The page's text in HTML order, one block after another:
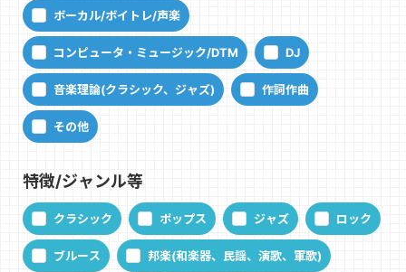
ボーカル/ボイトレ/声楽
コンピュータ・ミュージック/DTM DJ
音楽理論(クラシック、ジャズ) 作詞作曲
その他
特徴/ジャンル等
クラシック ポップス ジャズ ロック
ブルース 邦楽(和楽器、民謡、演歌、軍歌)